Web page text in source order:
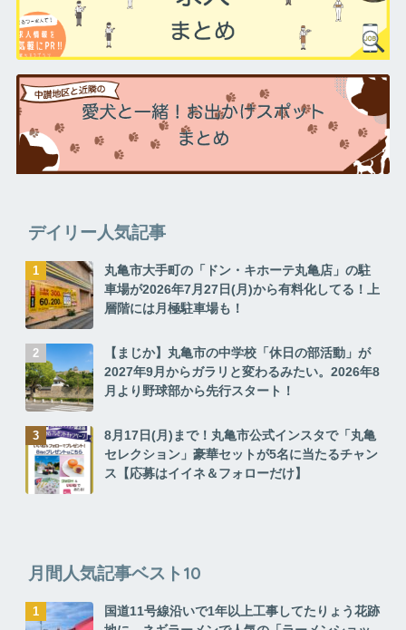
デイリー人気記事
丸亀市大手町の「ドン・キホーテ丸亀店」の駐
車場が2026年7月27日(月)から有料化してる！上
層階には月極駐車場も！
【まじか】丸亀市の中学校「休日の部活動」が
2027年9月からガラリと変わるみたい。2026年8
月より野球部から先行スタート！
8月17日(月)まで！丸亀市公式インスタで「丸亀
セレクション」豪華セットが5名に当たるチャン
ス【応募はイイネ＆フォローだけ】
月間人気記事ベスト10
国道11号線沿いで1年以上工事してたりょう花跡